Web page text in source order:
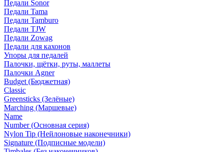
Педали Sonor
Педали Tama
Педали Tamburo
Педали TJW
Педали Zowag
Педали для кахонов
Упоры для педалей
Палочки, щётки, руты, маллеты
Палочки Agner
Budget (Бюджетная)
Classic
Greensticks (Зелёные)
Marching (Маршевые)
Name
Number (Основная серия)
Nylon Tip (Нейлоновые наконечники)
Signature (Подписные модели)